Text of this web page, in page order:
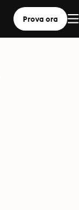
Prova ora